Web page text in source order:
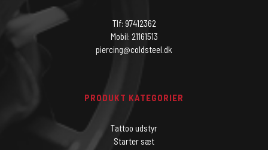
Tlf: 97412362
Mobil: 21161513
piercing@coldsteel.dk
PRODUKT KATEGORIER
Tattoo udstyr
Starter sæt